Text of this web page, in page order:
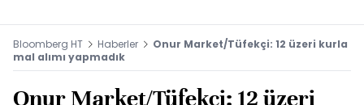
Bloomberg HT Haberler
Onur Market/Tüfekçi: 12 üzeri kurla
mal alımı yapmadık
Onur Market/Tüfekçi: 12 üzeri